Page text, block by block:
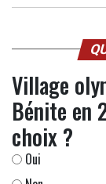
Village
Bénite en
choix ?
Oui